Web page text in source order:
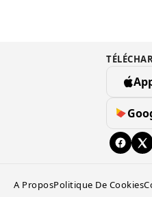
A ProposPolitique De Cookies